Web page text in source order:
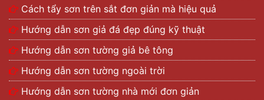
Cách tẩy sơn trên sắt đơn giản mà hiệu quả
Hướng dẫn sơn giả đá đẹp đúng kỹ thuật
Hướng dẫn sơn tường giả bê tông
Hướng dẫn sơn tường ngoài trời
Hướng dẫn sơn tường nhà mới đơn giản